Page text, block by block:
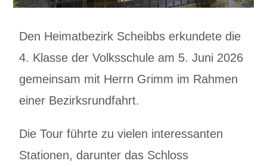
Den Heimatbezirk Scheibbs erkundete die
4. Klasse der Volksschule am 5. Juni 2026
gemeinsam mit Herrn Grimm im Rahmen
einer Bezirksrundfahrt.
Die Tour führte zu vielen interessanten
Stationen, darunter das Schloss